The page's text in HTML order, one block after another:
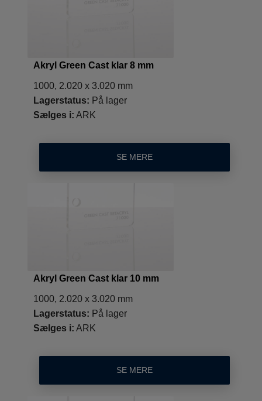
Akryl Green Cast klar 8 mm
1000, 2.020 x 3.020 mm
Lagerstatus: På lager
Sælges i: ARK
SE MERE
Akryl Green Cast klar 10 mm
1000, 2.020 x 3.020 mm
Lagerstatus: På lager
Sælges i: ARK
SE MERE